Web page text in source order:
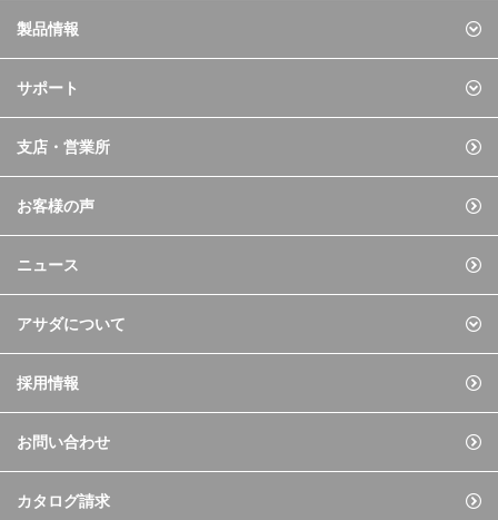
製品情報
サポート
支店・営業所
お客様の声
ニュース
アサダについて
採用情報
お問い合わせ
カタログ請求